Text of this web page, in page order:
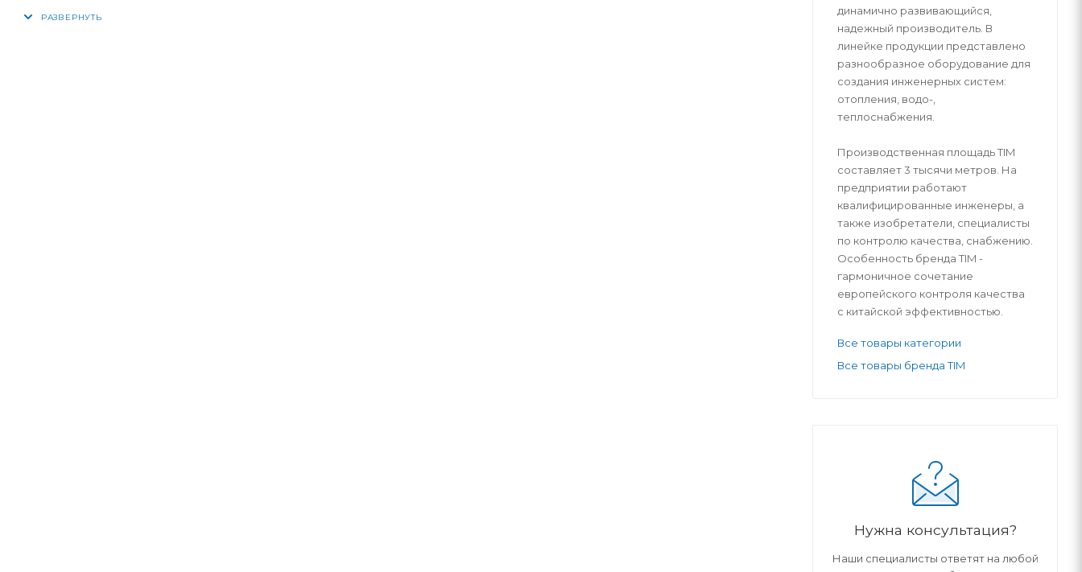
динамично развивающийся,
надежный производитель. В
линейке продукции представлено
разнообразное оборудование для
создания инженерных систем:
отопления, водо-,
теплоснабжения.
Производственная площадь TIM
составляет 3 тысячи метров. На
предприятии работают
квалифицированные инженеры, а
также изобретатели, специалисты
по контролю качества, снабжению.
Особенность бренда TIM -
гармоничное сочетание
европейского контроля качества
с китайской эффективностью.
Все товары категории
Все товары бренда ТIM
Нужна консультация?
Наши специалисты ответят на любой